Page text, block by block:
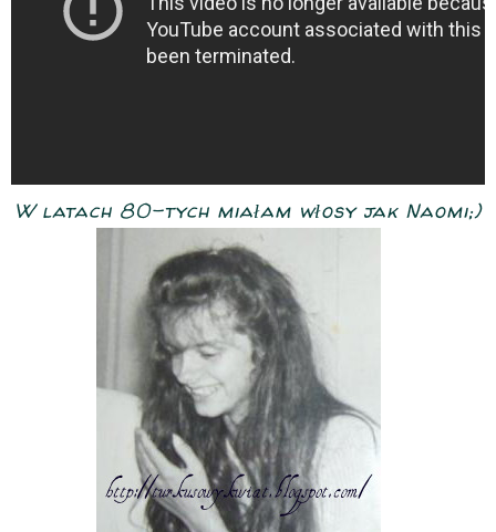
W latach 80-tych miałam włosy jak Naomi;)